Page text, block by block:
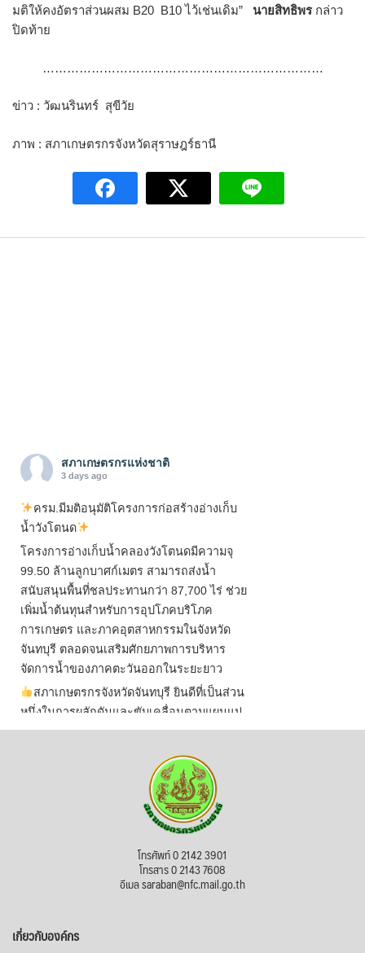
มติให้คงอัตราส่วนผสม B20 B10 ไว้เช่นเดิม” นายสิทธิพรกล่าว
ปิดท้าย
……………………………………………………………
ข่าว : วัฒนรินทร์ สุขีวัย
ภาพ : สภาเกษตรกรจังหวัดสุราษฎร์ธานี
สภาเกษตรกรแห่งชาติ
3 days ago
ครม.มีมติอนุมัติโครงการก่อสร้างอ่างเก็บ
น้ำวังโตนด
โครงการอ่างเก็บน้ำคลองวังโตนดมีความจุ
99.50 ล้านลูกบาศก์เมตร สามารถส่งน้ำ
สนับสนุนพื้นที่ชลประทานกว่า 87,700 ไร่ ช่วย
เพิ่มน้ำต้นทุนสำหรับการอุปโภคบริโภค
การเกษตร และภาคอุตสาหกรรมในจังหวัด
จันทบุรี ตลอดจนเสริมศักยภาพการบริหาร
จัดการน้ำของภาคตะวันออกในระยะยาว
สภาเกษตรกรจังหวัดจันทบุรี ยินดีที่เป็นส่วน
หนึ่งในการผลักดันและขับเคลื่อนตามแผนแม่
บทเพื่อพั ...See More
ไม่สามารถดูเนื้อหานี้ได้ในขณะนี้
สภาเกษตรกรแห่งชาติ
ไทยในช่วง 6 เดือนของปี 2569 (ม.ค.-มิ.ย.) มี
โทรศัพท์ 0 2142 3901
โทรสาร 0 2143 7608
อีเมล saraban@nfc.mail.go.th
เกี่ยวกับองค์กร